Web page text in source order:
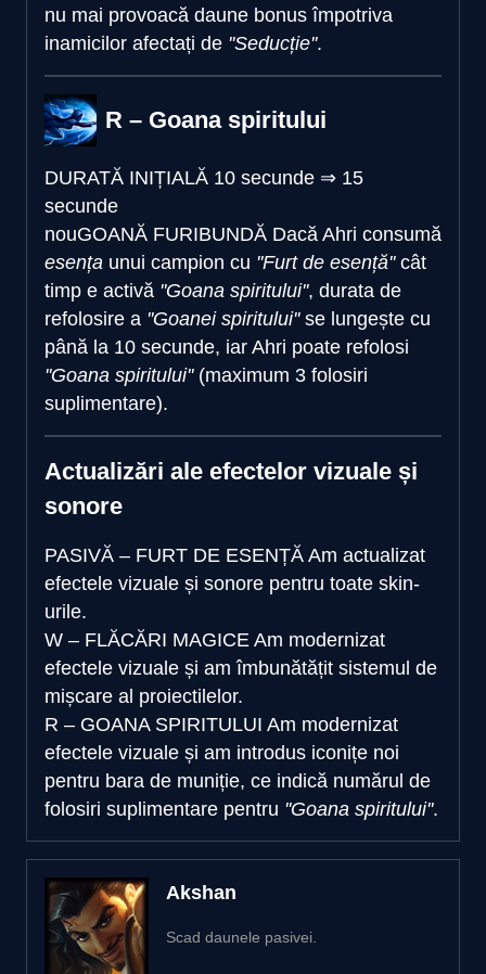
nu mai provoacă daune bonus împotriva
inamicilor afectați de ''Seducție''.
R – Goana spiritului
DURATĂ INIȚIALĂ 10 secunde ⇒ 15
secunde
nouGOANĂ FURIBUNDĂ Dacă Ahri consumă
esența unui campion cu ''Furt de esență''cât
timp e activă ''Goana spiritului'', durata de
refolosire a ''Goanei spiritului''se lungește cu
până la 10 secunde, iar Ahri poate refolosi
''Goana spiritului''(maximum 3 folosiri
suplimentare).
Actualizări ale efectelor vizuale și
sonore
PASIVĂ – FURT DE ESENȚĂ Am actualizat
efectele vizuale și sonore pentru toate skin-
urile.
W – FLĂCĂRI MAGICE Am modernizat
efectele vizuale și am îmbunătățit sistemul de
mișcare al proiectilelor.
R – GOANA SPIRITULUI Am modernizat
efectele vizuale și am introdus iconițe noi
pentru bara de muniție, ce indică numărul de
folosiri suplimentare pentru ''Goana spiritului''.
Akshan
Scad daunele pasivei.